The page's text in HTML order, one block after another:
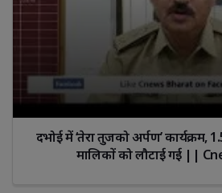
दभोई में ‘तेरा तुजको अर्पण’ कार्यक्रम,
मालिकों को लौटाई गई ||